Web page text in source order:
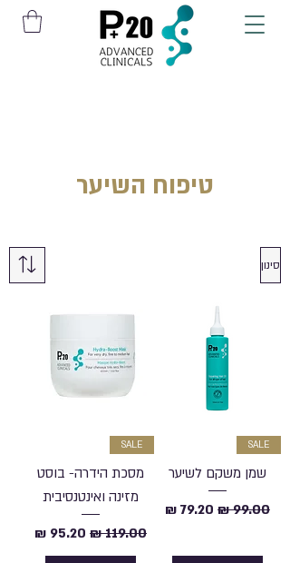
טיפוח השיער
סינון
SALE
שמן משקם לשיער
מחיר רגיל מחיר מבצע
SALE
מסכת הידרה- בוסט
מזינה ואינטנסיבית
מחיר רגיל מחיר מבצע